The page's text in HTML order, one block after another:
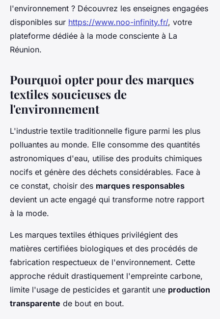
l'environnement ? Découvrez les enseignes engagées
disponibles sur https://www.noo-infinity.fr/, votre
plateforme dédiée à la mode consciente à La
Réunion.
Pourquoi opter pour des marques
textiles soucieuses de
l'environnement
L'industrie textile traditionnelle figure parmi les plus
polluantes au monde. Elle consomme des quantités
astronomiques d'eau, utilise des produits chimiques
nocifs et génère des déchets considérables. Face à
ce constat, choisir des marques responsables
devient un acte engagé qui transforme notre rapport
à la mode.
Les marques textiles éthiques privilégient des
matières certifiées biologiques et des procédés de
fabrication respectueux de l'environnement. Cette
approche réduit drastiquement l'empreinte carbone,
limite l'usage de pesticides et garantit une production
transparente de bout en bout.